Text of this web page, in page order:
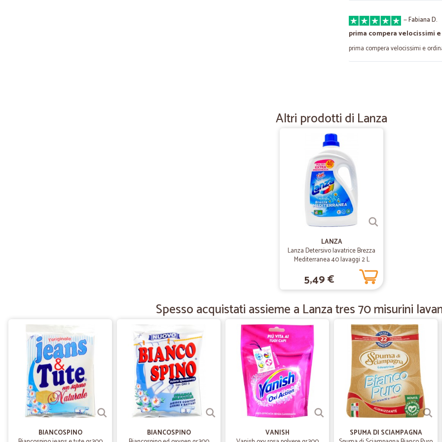
—Fabiana D.
prima compera velocissimi
prima compera velocissimi e
veloce dei tempi dichiarati.
Semplicemente perfetti!
Ho effettuato un ordine su questo
erano a casa mia! Che dire,i costi
limite minimo di acquisto, ma
pagano, di certo, loro sanno fare
nuovamente da voi!
Servizio eccellente e super
Servizio eccellente e super
—Raimondo
Buona
Buona molto buona
—Maria cristina
Fa quello che dice
Quattro stelle perchè anche se a
emette dei buoni a credito da
compresi i tempi di consegna e
Altri prodotti di Lanza
LANZA
Lanza Detersivo lavatrice Brezza
Mediterranea 40 lavaggi 2 L
5,49 €
Spesso acquistati assieme a Lanza tres 70 misurini
BIANCOSPINO
BIANCOSPINO
VANISH
SPUMA DI SCIAMPAGNA